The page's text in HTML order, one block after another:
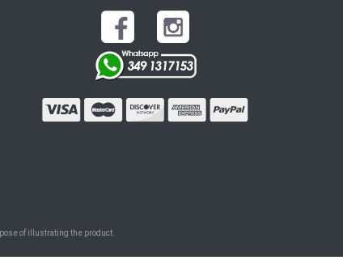
of illustrating the product.